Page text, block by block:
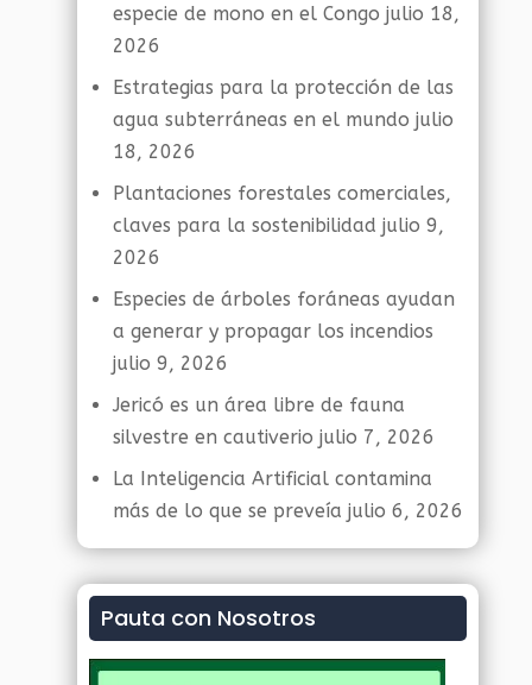
especie de mono en el Congo julio 18,
2026
Estrategias para la protección de las
agua subterráneas en el mundo julio
18, 2026
Plantaciones forestales comerciales,
claves para la sostenibilidad julio 9,
2026
Especies de árboles foráneas ayudan
a generar y propagar los incendios
julio 9, 2026
Jericó es un área libre de fauna
silvestre en cautiverio julio 7, 2026
La Inteligencia Artificial contamina
más de lo que se preveía julio 6, 2026
Pauta con Nosotros